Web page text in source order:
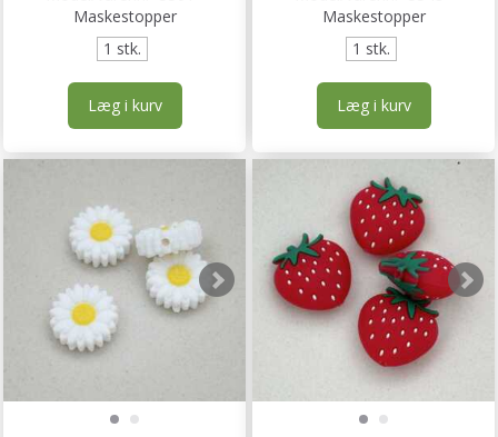
Maskestopper
1 stk.
Læg i kurv
Maskestopper
1 stk.
Læg i kurv